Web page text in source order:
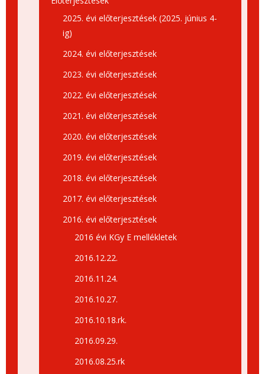
2025. évi előterjesztések (2025. június 4-
ig)
2024. évi előterjesztések
2023. évi előterjesztések
2022. évi előterjesztések
2021. évi előterjesztések
2020. évi előterjesztések
2019. évi előterjesztések
2018. évi előterjesztések
2017. évi előterjesztések
2016. évi előterjesztések
2016 évi KGy E mellékletek
2016.12.22.
2016.11.24.
2016.10.27.
2016.10.18.rk.
2016.09.29.
2016.08.25.rk